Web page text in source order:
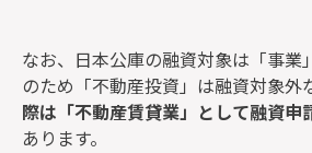
なお、日本公庫の融資対象は「事業
のため「不動産投資」は融資対象外
際は「不動産賃貸業」として融資申
あります。